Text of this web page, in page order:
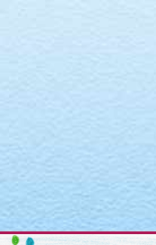
: Attempt to
/home/clients/
includes/link-